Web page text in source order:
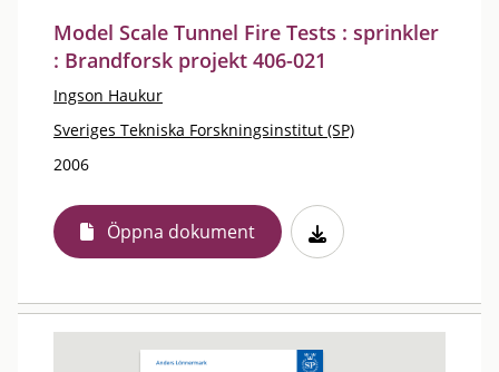
Model Scale Tunnel Fire Tests : sprinkler
: Brandforsk projekt 406-021
Ingson Haukur
Sveriges Tekniska Forskningsinstitut (SP)
2006
Öppna dokument